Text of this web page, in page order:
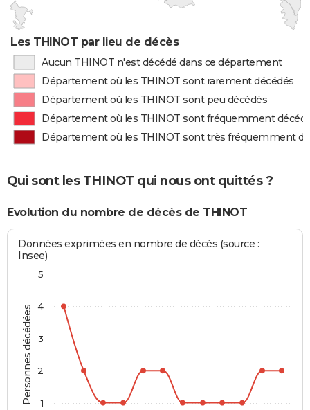
Les THINOT par lieu de décès
Aucun THINOT n'est décédé dans ce département
Département où les THINOT sont rarement décédés
Département où les THINOT sont peu décédés
Département où les THINOT sont fréquemment
Département où les THINOT sont très fréquemment
Qui sont les THINOT qui nous ont quittés ?
Evolution du nombre de décès de THINOT
Personnes décédées
Données exprimées en nombre de décès (source :
Insee)
1
2
3
4
5